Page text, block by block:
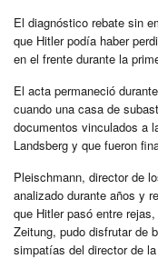
El diagnóstico rebate sin
que Hitler podía haber
en el frente durante la
El acta permaneció
cuando una casa de
documentos vinculados a
Landsberg y que fueron
Pleischmann, director de
analizado durante años y
que Hitler pasó entre
Zeitung, pudo disfrutar de
simpatías del director de